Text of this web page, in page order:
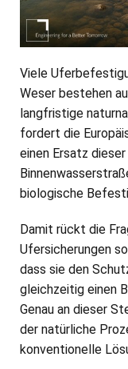
Viele
Weser bestehen
langfristige
fordert die
einen Ersatz
biologische
Damit rückt die
Ufersicherungen
dass sie den
gleichzeitig einen
Genau an dieser
der natürliche
konventionelle